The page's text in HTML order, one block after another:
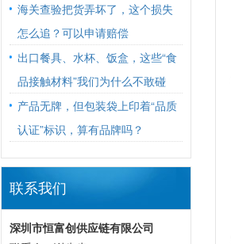
海关查验把货弄坏了，这个损失
怎么追？可以申请赔偿
出口餐具、水杯、饭盒，这些“食
品接触材料”我们为什么不敢碰
产品无牌，但包装袋上印着“品质
认证”标识，算有品牌吗？
联系我们
深圳市恒富创供应链有限公司